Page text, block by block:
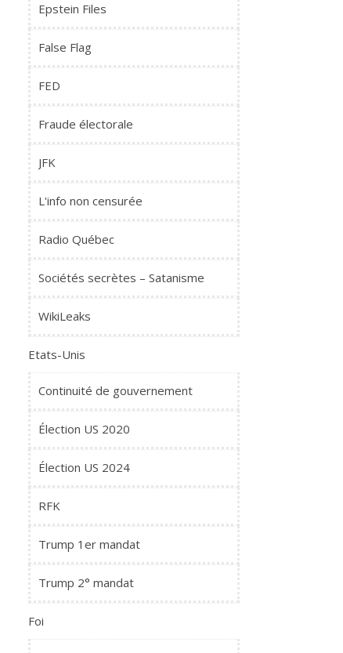
Epstein Files
False Flag
FED
Fraude électorale
JFK
L'info non censurée
Radio Québec
Sociétés secrètes – Satanisme
WikiLeaks
Etats-Unis
Continuité de gouvernement
Élection US 2020
Élection US 2024
RFK
Trump 1er mandat
Trump 2° mandat
Foi